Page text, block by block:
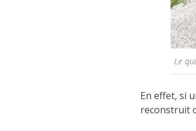
Le
En effet, si
reconstruit